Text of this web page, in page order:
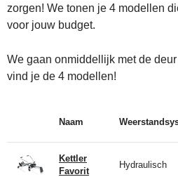
zorgen! We tonen je 4 modellen
voor jouw budget.
We gaan onmiddellijk met de
vind je de 4 modellen!
Naam
Kettler
Favorit
Hydraulisch